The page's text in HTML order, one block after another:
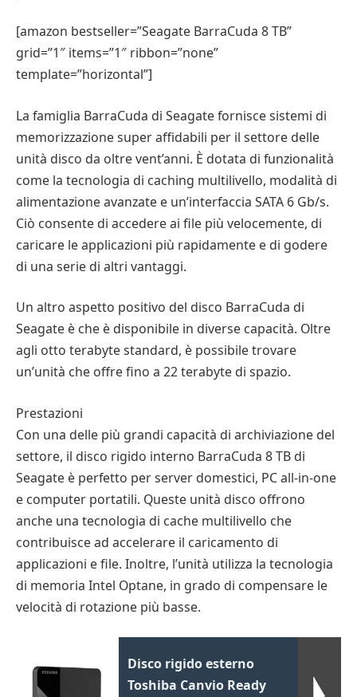
[amazon bestseller=”Seagate BarraCuda 8 TB”
grid=”1″ items=”1″ ribbon=”none”
template=”horizontal”]
La famiglia BarraCuda di Seagate fornisce sistemi di
memorizzazione super affidabili per il settore delle
unità disco da oltre vent’anni. È dotata di funzionalità
come la tecnologia di caching multilivello, modalità di
alimentazione avanzate e un’interfaccia SATA 6 Gb/s.
Ciò consente di accedere ai file più velocemente, di
caricare le applicazioni più rapidamente e di godere
di una serie di altri vantaggi.
Un altro aspetto positivo del disco BarraCuda di
Seagate è che è disponibile in diverse capacità. Oltre
agli otto terabyte standard, è possibile trovare
un’unità che offre fino a 22 terabyte di spazio.
Prestazioni
Con una delle più grandi capacità di archiviazione del
settore, il disco rigido interno BarraCuda 8 TB di
Seagate è perfetto per server domestici, PC all-in-one
e computer portatili. Queste unità disco offrono
anche una tecnologia di cache multilivello che
contribuisce ad accelerare il caricamento di
applicazioni e file. Inoltre, l’unità utilizza la tecnologia
di memoria Intel Optane, in grado di compensare le
velocità di rotazione più basse.
Disco rigido esterno
Toshiba Canvio Ready